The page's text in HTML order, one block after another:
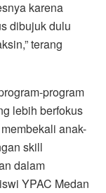
karena
dibujuk dulu
terang
program
lebih berfokus
anak-
skill
dalam
YPAC Medan